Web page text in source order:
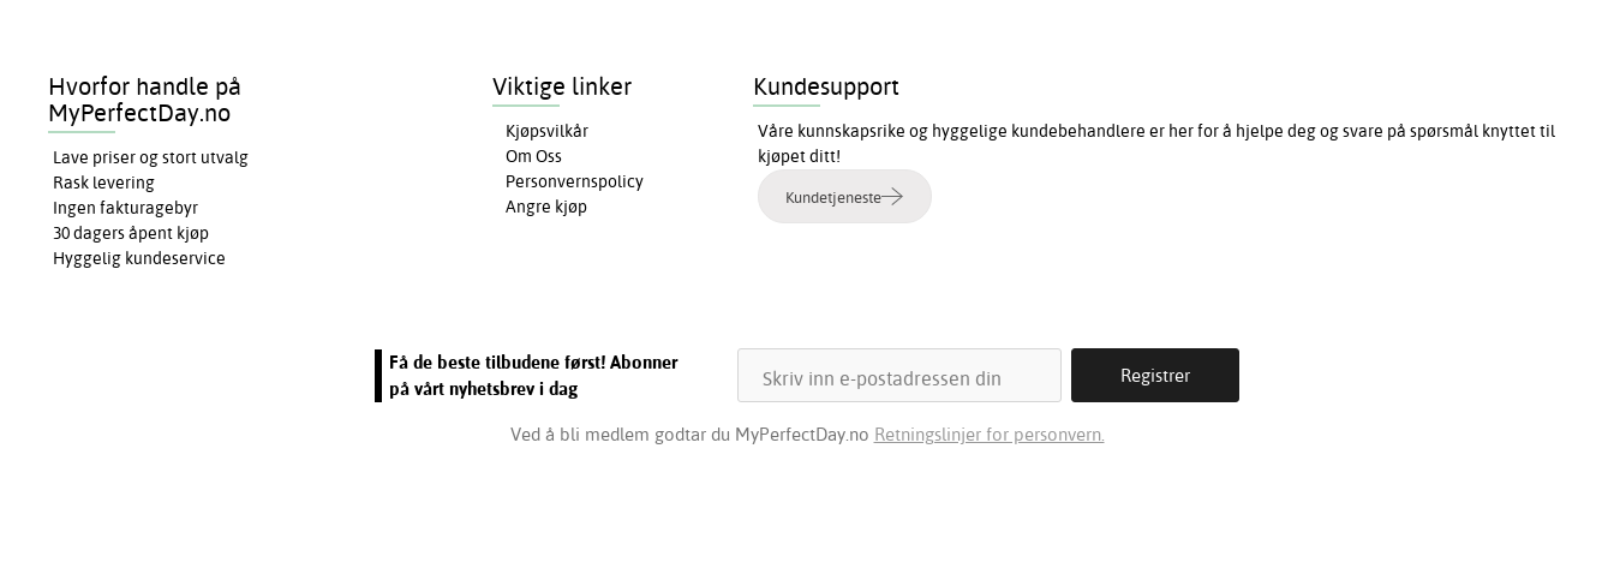
Hvorfor handle på
MyPerfectDay.no
Lave priser og stort utvalg
Rask levering
Ingen fakturagebyr
30 dagers åpent kjøp
Hyggelig kundeservice
Viktige linker
Kjøpsvilkår
Om Oss
Personvernspolicy
Angre kjøp
Kundesupport
Våre kunnskapsrike og hyggelige kundebehandlere er her for å hjelpe deg og svare på spørsmål knyttet til
kjøpet ditt!
Kundetjeneste
Få de beste tilbudene først! Abonner
på vårt nyhetsbrev i dag
Ved å bli medlem godtar du MyPerfectDay.no Retningslinjer for personvern.